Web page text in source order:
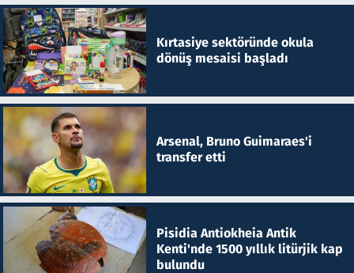
Kırtasiye sektöründe okula
dönüş mesaisi başladı
Arsenal, Bruno Guimaraes'i
transfer etti
Pisidia Antiokheia Antik
Kenti'nde 1500 yıllık litürjik kap
bulundu